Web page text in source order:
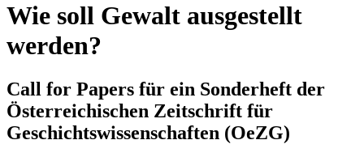
Wie soll Gewalt ausgestellt
werden?
Call for Papers für ein Sonderheft der
Österreichischen Zeitschrift für
Geschichtswissenschaften (OeZG)